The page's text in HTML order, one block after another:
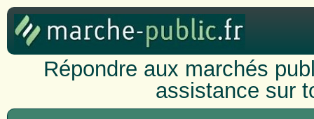
Répondre aux marchés
assistance sur